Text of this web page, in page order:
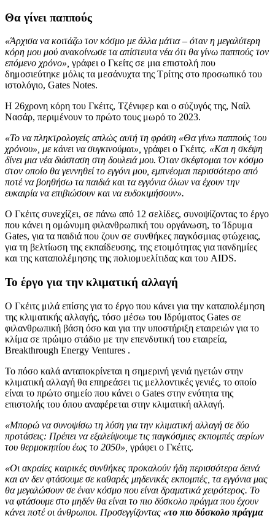
Θα γίνει παππούς
«Άρχισα να κοιτάζω τον κόσμο με άλλα μάτια – όταν η μεγαλύτερη
κόρη μου μού ανακοίνωσε τα απίστευτα νέα ότι θα γίνω παππούς τον
επόμενο χρόνο», γράφει ο Γκείτς σε μια επιστολή που
δημοσιεύτηκε μόλις τα μεσάνυχτα της Τρίτης στο προσωπικό του
ιστολόγιο, Gates Notes.
Η 26χρονη κόρη του Γκέιτς, Τζένιφερ και ο σύζυγός της, Ναίλ
Νασάρ, περιμένουν το πρώτο τους μωρό το 2023.
«Το να πληκτρολογείς απλώς αυτή τη φράση «Θα γίνω παππούς του
χρόνου», με κάνει να συγκινούμαι», γράφει ο Γκέιτς. «Και η σκέψη
δίνει μια νέα διάσταση στη δουλειά μου. Όταν σκέφτομαι τον κόσμο
στον οποίο θα γεννηθεί το εγγόνι μου, εμπνέομαι περισσότερο από
ποτέ να βοηθήσω τα παιδιά και τα εγγόνια όλων να έχουν την
ευκαιρία να επιβιώσουν και να ευδοκιμήσουν».
Ο Γκέιτς συνεχίζει, σε πάνω από 12 σελίδες, συνοψίζοντας το έργο
που κάνει η ομώνυμη φιλανθρωπική του οργάνωση, το Ίδρυμα
Gates, για τα παιδιά που ζουν σε συνθήκες παγκόσμιας φτώχειας,
για τη βελτίωση της εκπαίδευσης, της ετοιμότητας για πανδημίες
και της καταπολέμησης της πολιομυελίτιδας και του AIDS.
Το έργο για την κλιματική αλλαγή
Ο Γκέιτς μιλά επίσης για το έργο που κάνει για την καταπολέμηση
της κλιματικής αλλαγής, τόσο μέσω του Ιδρύματος Gates σε
φιλανθρωπική βάση όσο και για την υποστήριξη εταιρειών για το
κλίμα σε πρώιμο στάδιο με την επενδυτική του εταιρεία,
Breakthrough Energy Ventures .
Το πόσο καλά ανταποκρίνεται η σημερινή γενιά ηγετών στην
κλιματική αλλαγή θα επηρεάσει τις μελλοντικές γενιές, το οποίο
είναι το πρώτο σημείο που κάνει ο Gates στην ενότητα της
επιστολής του όπου αναφέρεται στην κλιματική αλλαγή.
«Μπορώ να συνοψίσω τη λύση για την κλιματική αλλαγή σε δύο
προτάσεις: Πρέπει να εξαλείψουμε τις παγκόσμιες εκπομπές αερίων
του θερμοκηπίου έως το 2050», γράφει ο Γκέιτς.
«Οι ακραίες καιρικές συνθήκες προκαλούν ήδη περισσότερα δεινά
και αν δεν φτάσουμε σε καθαρές μηδενικές εκπομπές, τα εγγόνια μας
θα μεγαλώσουν σε έναν κόσμο που είναι δραματικά χειρότερος. Το
να φτάσουμε στο μηδέν θα είναι το πιο δύσκολο πράγμα που έχουν
κάνει ποτέ οι άνθρωποι. Προσεγγίζοντας «το πιο δύσκολο πράγμα